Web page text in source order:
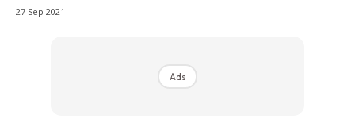
27 Sep 2021
Ads